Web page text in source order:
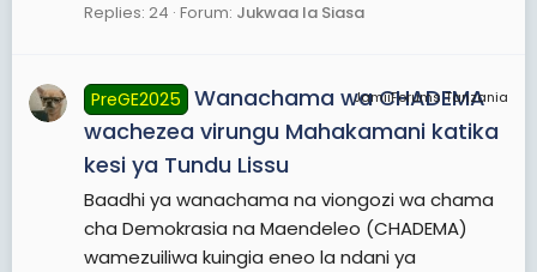
Replies: 24 Forum: Jukwaa la Siasa
JamiiForums Tanzania
PreGE2025
Wanachama wa CHADEMA
wachezea virungu Mahakamani katika
kesi ya Tundu Lissu
Baadhi ya wanachama na viongozi wa chama
cha Demokrasia na Maendeleo (CHADEMA)
wamezuiliwa kuingia eneo la ndani ya